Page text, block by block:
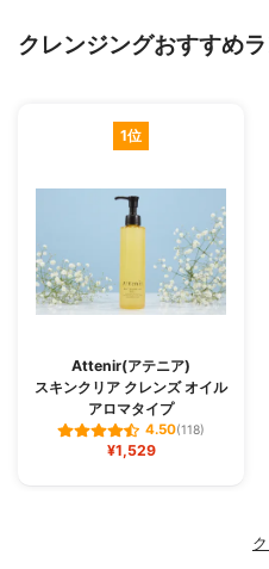
クレンジングおすすめ
1位
Attenir(アテニア)
スキンクリア クレンズ オイル
アロマタイプ
4.50(118)
¥1,529